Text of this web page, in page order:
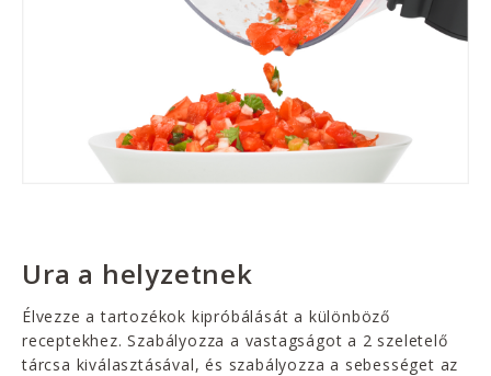
Ura a helyzetnek
Élvezze a tartozékok kipróbálását a különböző
receptekhez. Szabályozza a vastagságot a 2 szeletelő
tárcsa kiválasztásával, és szabályozza a sebességet az